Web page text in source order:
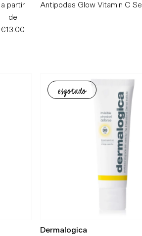
Preço
Normal
a partir
de
€13.00
Antipodes Glow Vitamin C
esgotado
Dermalogica